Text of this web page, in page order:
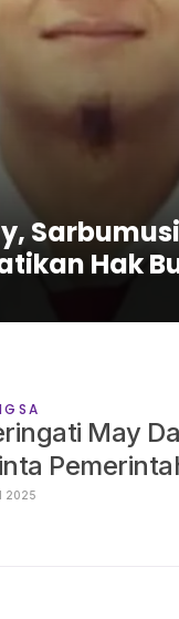
Hak
May
1 MEI 2025